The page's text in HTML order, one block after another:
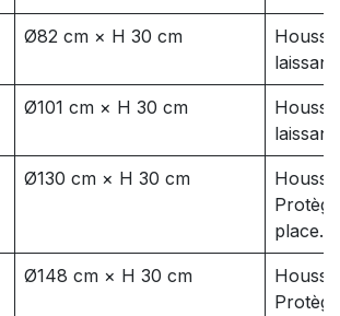
Ø82 cm × H 30 cm
Ø101 cm × H 30 cm
Ø130 cm × H 30 cm
place.
Ø148 cm × H 30 cm